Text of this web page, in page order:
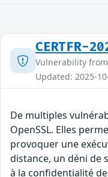
CERTFR-
Vulnerability from
Updated: 2025-
De multiples
OpenSSL. Elles
provoquer une
distance, un déni de
à la confidentialité